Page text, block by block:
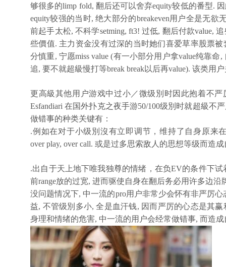
够很多的limp fold, 翻后还可以舍弃equity较低的番型.
equity较强的当时, 绝大部分的breakeven用户全是无
前起手太松, 不科学setming, ft3! 过低, 翻后付款value,
些價值. 主力资金没有过深的当时她们喜爱草率股票
分慎重, 宁愿miss value (有一小部分用户拿value纯靠
追, 要不就超級慢打等break break以后再value). 该类用
更高級其他用户游戏中过小／微级別时因此抱着不
Esfandiari 在国外扑克之夜手游50/100级別时就超級不
做错事的种类关键有：
.例如在对于小级別沒有立即调节，维持了自身原来
over play, over call. 或是过多思索敌人的思想等级而造
.出自于天上地下唯我独尊的情绪，在负EV的条件下
前range放的过宽, 进而驱使自身在翻后务必用许多边沿
没问题情况下, 中一流的pro用户非常少会怀有非严厉
益, 不管级別多小, 全是血汗钱, 因而严厉的心态是其
身理和情绪的危害, 中一流的用户会经常做错事, 而造